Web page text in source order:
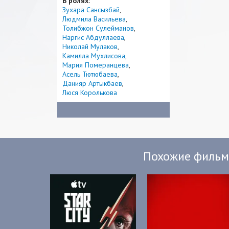
Зухара Сансызбай
Людмила Васильева
Толибжон Сулейманов
Наргис Абдуллаева
Николай Мулаков
Камилла Мухлисова
Мария Померанцева
Асель Тютюбаева
Данияр Артыкбаев
Люся Королькова
Похожие